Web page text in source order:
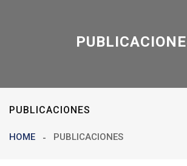
PUBLICACIONES
HOME PUBLICACIONES